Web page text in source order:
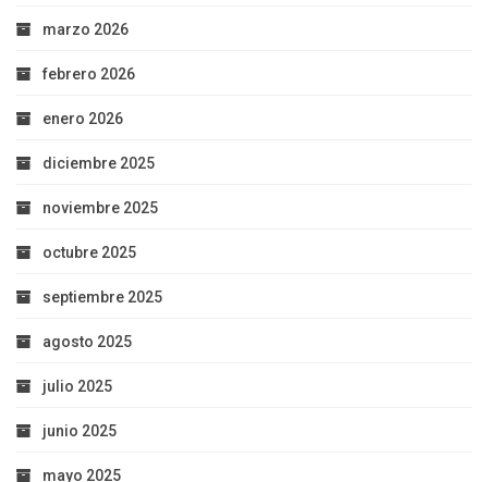
marzo 2026
febrero 2026
enero 2026
diciembre 2025
noviembre 2025
octubre 2025
septiembre 2025
agosto 2025
julio 2025
junio 2025
mayo 2025